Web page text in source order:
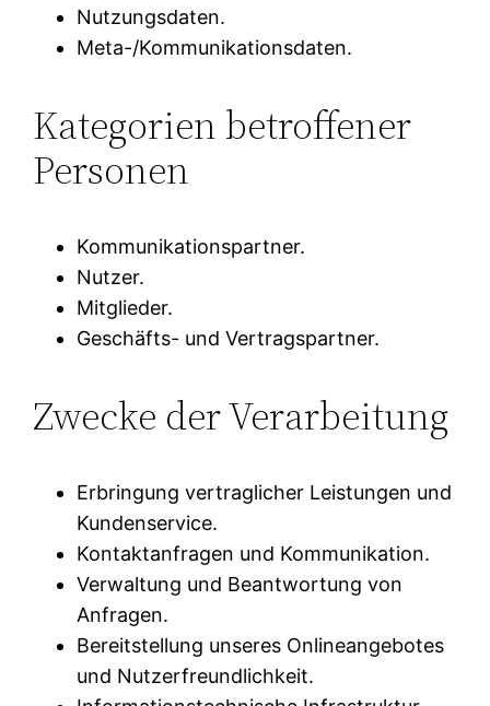
Nutzungsdaten.
Meta-/Kommunikationsdaten.
Kategorien betroffener
Personen
Kommunikationspartner.
Nutzer.
Mitglieder.
Geschäfts- und Vertragspartner.
Zwecke der Verarbeitung
Erbringung vertraglicher Leistungen und
Kundenservice.
Kontaktanfragen und Kommunikation.
Verwaltung und Beantwortung von
Anfragen.
Bereitstellung unseres Onlineangebotes
und Nutzerfreundlichkeit.